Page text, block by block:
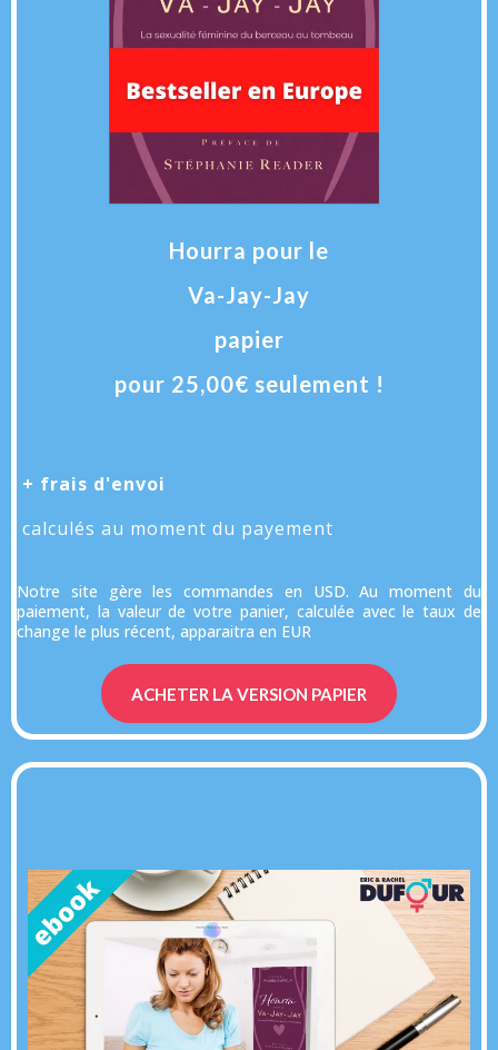
Hourra pour le
Va-Jay-Jay
papier
pour 25,00€ seulement !
+ frais d'envoi
calculés au moment du payement
Notre site gère les commandes en USD. Au moment du
paiement, la valeur de votre panier, calculée avec le taux de
change le plus récent, apparaitra en EUR
ACHETER LA VERSION PAPIER